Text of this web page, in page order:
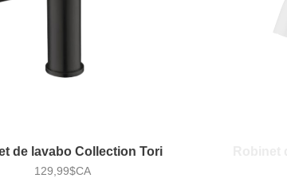
de lavabo Collection Tori
129,99$CA